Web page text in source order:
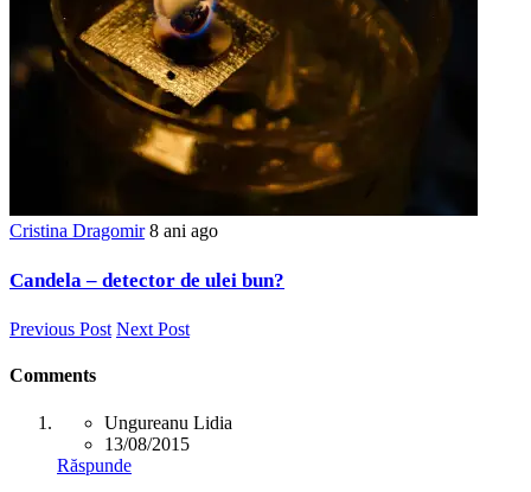
Cristina Dragomir 8 ani ago
Candela – detector de ulei bun?
Previous Post Next Post
Comments
Ungureanu Lidia
13/08/2015
Răspunde